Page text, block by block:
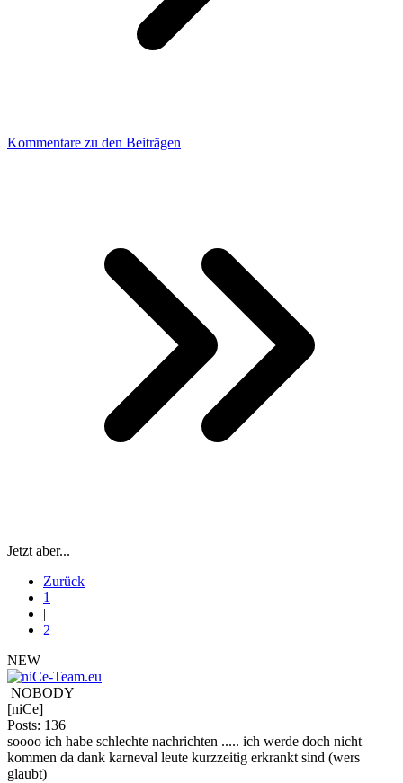
Kommentare zu den Beiträgen
Jetzt aber...
Zurück
1
|
2
NEW
NOBODY
[niCe]
Posts: 136
soooo ich habe schlechte nachrichten ..... ich werde doch nicht
kommen da dank karneval leute kurzzeitig erkrankt sind (wers
glaubt)